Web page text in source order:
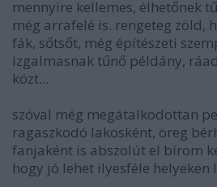
mennyire kellemes, élhetőnek
még arrafelé is. rengeteg zöld,
fák, sőtsőt, még építészeti
izgalmasnak tűnő példány,
közt...
szóval még megátalkodottan
ragaszkodó lakosként, öreg
fanjaként is abszolút el bírom
hogy jó lehet ilyesféle helyeken